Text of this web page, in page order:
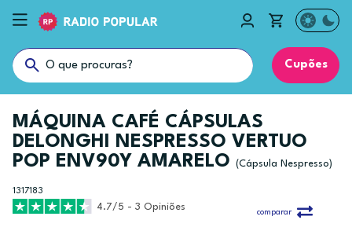
Cupões
MÁQUINA CAFÉ CÁPSULAS
DELONGHI NESPRESSO VERTUO
POP ENV90Y AMARELO
(Cápsula Nespresso)
1317183
4.7/5 - 3 Opiniões
comparar